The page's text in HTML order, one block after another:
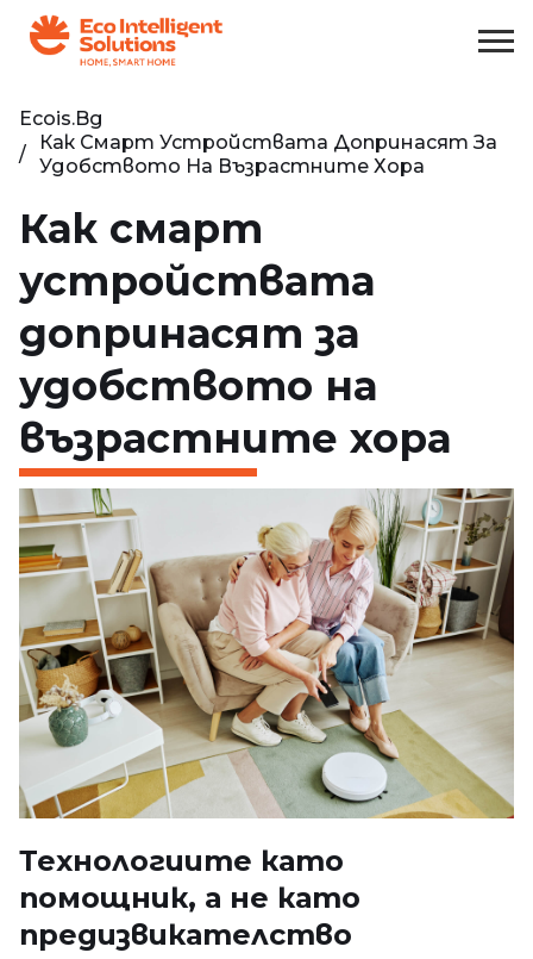
Ecois.bg
Как Смарт Устройствата Допринасят За
Удобството На Възрастните Хора
Как смарт
устройствата
допринасят за
удобството на
възрастните хора
Технологиите като
помощник, а не като
предизвикателство